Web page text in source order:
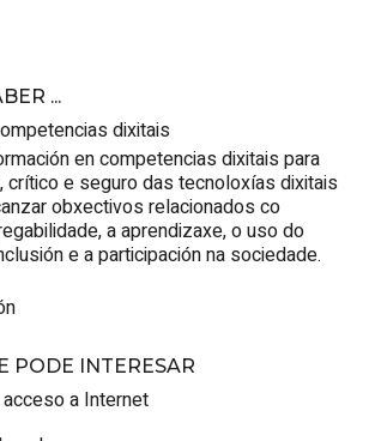
...
dixitais
en competencias dixitais para
crítico e seguro das tecnoloxías dixitais
obxectivos relacionados co
a aprendizaxe, o uso do
e a participación na sociedade.
PODE INTERESAR
a Internet